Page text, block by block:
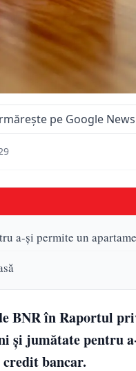
pe Google News
a-și permite un
BNR în Raportul
și jumătate pentru
bancar.